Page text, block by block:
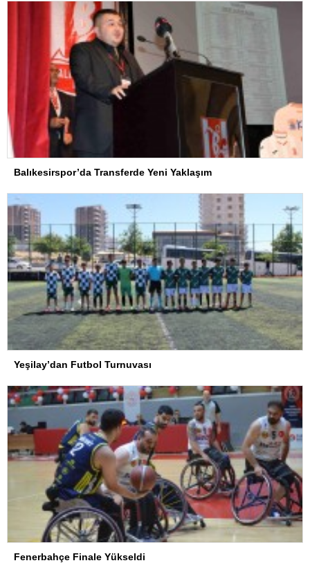
Balıkesirspor’da Transferde Yeni Yaklaşım
Yeşilay’dan Futbol Turnuvası
Fenerbahçe Finale Yükseldi